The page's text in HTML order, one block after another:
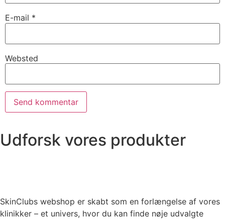
E-mail *
Websted
Udforsk vores produkter
SkinClubs webshop er skabt som en forlængelse af vores
klinikker – et univers, hvor du kan finde nøje udvalgte